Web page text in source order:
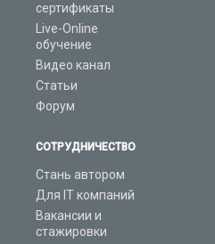
сертификаты
Live-Online
обучение
Видео канал
Статьи
Форум
СОТРУДНИЧЕСТВО
Стань автором
Для IT компаний
Вакансии и
стажировки